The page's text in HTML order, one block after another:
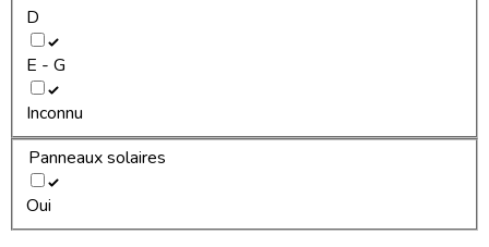
D
E - G
Inconnu
Panneaux solaires
Oui